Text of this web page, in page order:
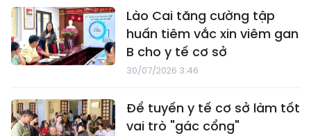
Lào Cai tăng cường tập
huấn tiêm vắc xin viêm gan
B cho y tế cơ sở
30/07/2026 3:46
Để tuyến y tế cơ sở làm tốt
vai trò "gác cổng"